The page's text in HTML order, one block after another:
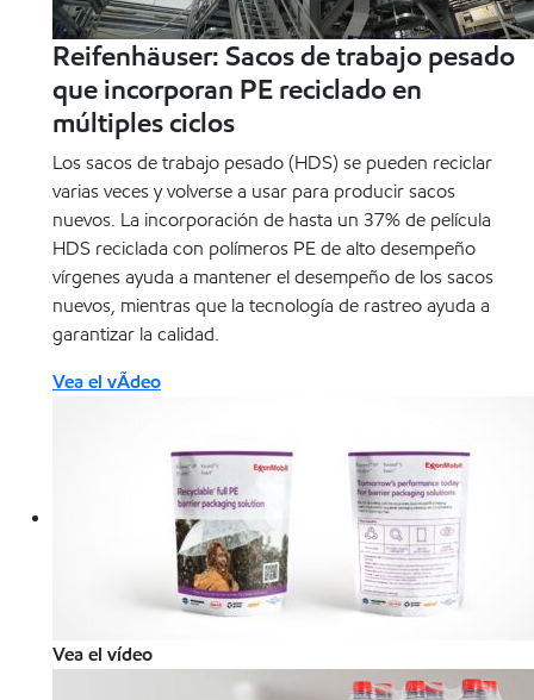
Reifenhäuser: Sacos de trabajo pesado
que incorporan PE reciclado en
múltiples ciclos
Los sacos de trabajo pesado (HDS) se pueden reciclar
varias veces y volverse a usar para producir sacos
nuevos. La incorporación de hasta un 37% de película
HDS reciclada con polímeros PE de alto desempeño
vírgenes ayuda a mantener el desempeño de los sacos
nuevos, mientras que la tecnología de rastreo ayuda a
garantizar la calidad.
Vea el vÃ­deo
Vea el vídeo